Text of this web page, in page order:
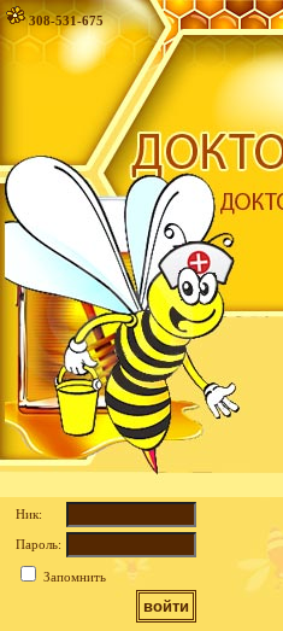
308-531-675
Ник:
Пароль:
Запомнить